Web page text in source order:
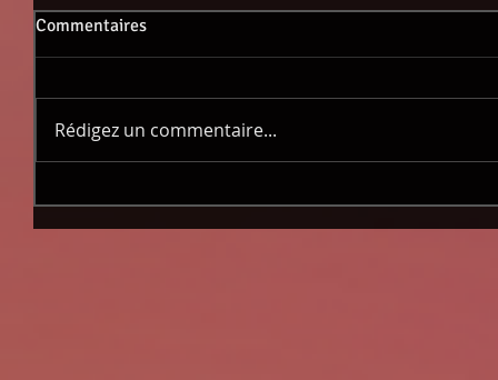
Commentaires
Rédigez un commentaire...